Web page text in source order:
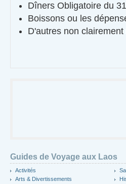
Dîners Obligatoire du
Boissons ou les
D'autres non
Guides de Voyage aux Laos
Activités
Arts & Divertissements